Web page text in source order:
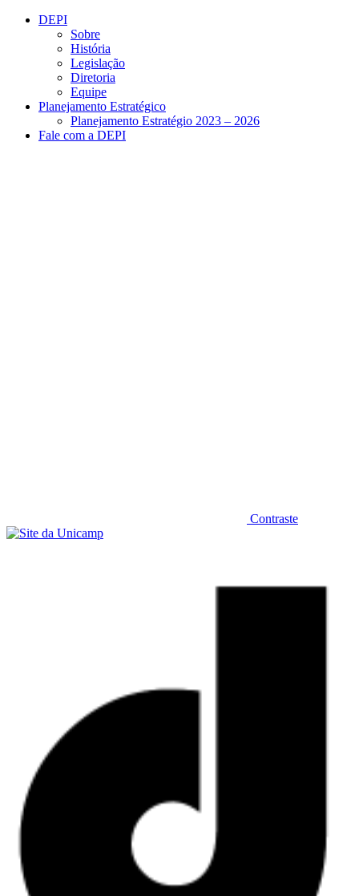
Conteúdo principal
DEPI
Sobre
História
Legislação
Diretoria
Equipe
Planejamento Estratégico
Planejamento Estratégio 2023 – 2026
Fale com a DEPI
Contraste